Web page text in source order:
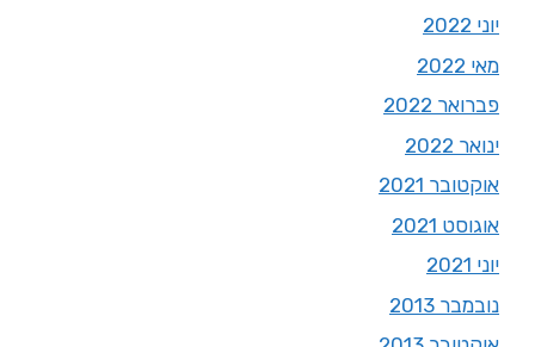
יוני 2022
מאי 2022
פברואר 2022
ינואר 2022
אוקטובר 2021
אוגוסט 2021
יוני 2021
נובמבר 2013